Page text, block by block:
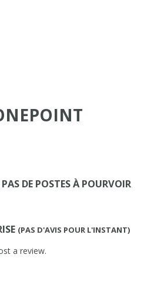
DE POSTES À POURVOIR
(PAS D'AVIS POUR L'INSTANT)
a review.